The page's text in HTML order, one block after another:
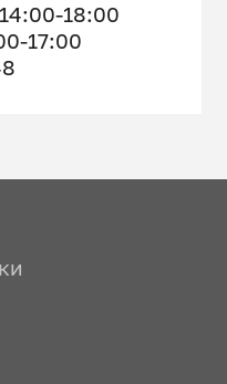
18:00
17:00